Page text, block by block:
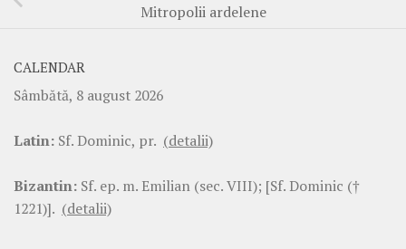
Mitropolii ardelene
CALENDAR
Sâmbătă, 8 august 2026
Latin: Sf. Dominic, pr. (detalii)
Bizantin: Sf. ep. m. Emilian (sec. VIII); [Sf. Dominic (†
1221)]. (detalii)